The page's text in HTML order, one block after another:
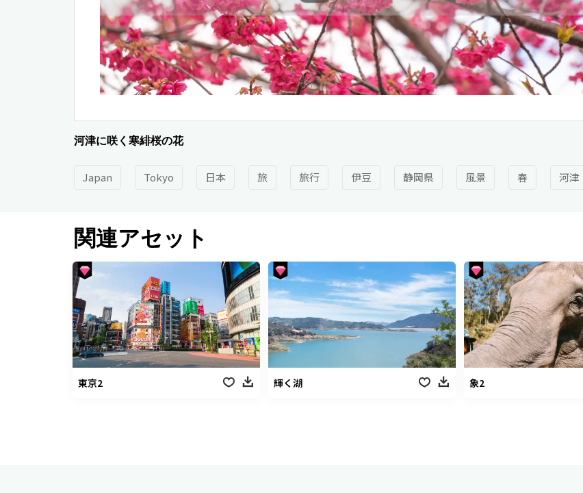
河津に咲く寒緋桜の花
Japan Tokyo 日本 旅 旅行 伊豆 静岡県 風景 春 河津
関連アセット
東京2 輝く湖 象2